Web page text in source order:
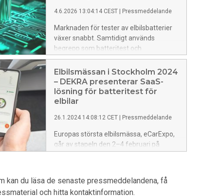
4.6.2026 13:04:14 CEST Pressmeddelande
Marknaden för tester av elbilsbatterier
växer snabbt. Samtidigt används
begrepp som batteritest och
batteriutläsning ofta som om de vore
samma sak – trots tydliga skillnader i
metod, analysnivå och resultat. Nu
tydliggör DEKRA sina
batteritestlösningar för att öka
batterianalyser faktiskt visar.
Elbilsmässan i Stockholm 2024
– DEKRA presenterar SaaS-
lösning för batteritest för
elbilar
26.1.2024 14:08:12 CET Pressmeddelande
Europas största elbilsmässa, eCarExpo,
går av stapeln den 2–4 februari på
elbilstillverkare och laddningsoperatörer
till energibolag. DEKRA medverkar som
kan du läsa de senaste pressmeddelandena, få
och hitta kontaktinformation.